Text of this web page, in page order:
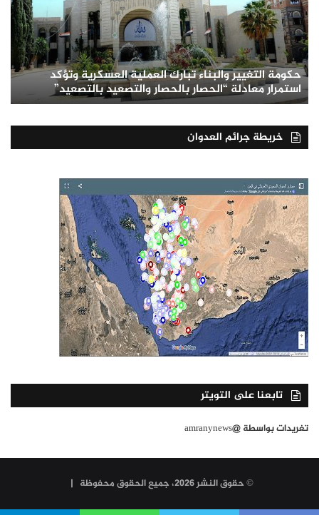
حكومة التغيير والبناء تبارك العملية العسكرية وتؤكد
استمرار معادلة “الحصار بالحصار والتصعيد بالتصعيد”
خريطة جرائم العدوان
تابعنا على التويتر
تغريدات بواسطة @amranynews
© حقوق النشر 2026، جميع الحقوق محفوظة |